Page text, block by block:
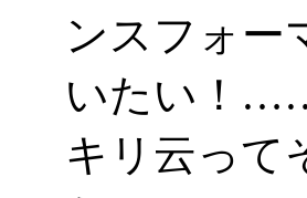
ンスフォー
いたい！
キリ云って